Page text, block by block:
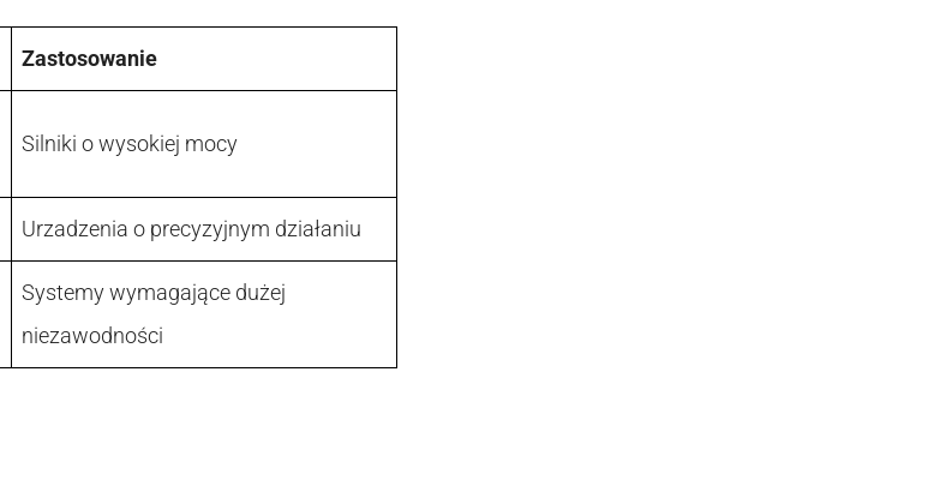
Zastosowanie
Silniki o wysokiej mocy
Urzadzenia o precyzyjnym działaniu
Systemy wymagające dużej
niezawodności